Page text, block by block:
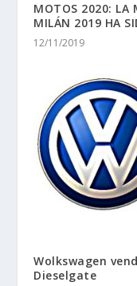
MOTOS 2020: LA
MILÁN 2019 HA
12/11/2019
Wolkswagen
Dieselgate